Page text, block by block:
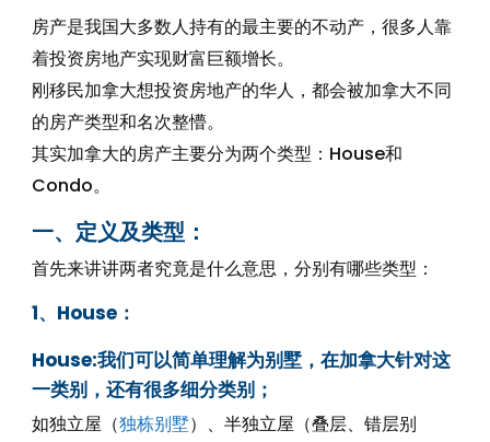
房产是我国大多数人持有的最主要的不动产，很多人靠
着投资房地产实现财富巨额增长。
刚移民加拿大想投资房地产的华人，都会被加拿大不同
的房产类型和名次整懵。
其实加拿大的房产主要分为两个类型：House和
Condo。
一、定义及类型：
首先来讲讲两者究竟是什么意思，分别有哪些类型：
1、House：
House:我们可以简单理解为别墅，在加拿大针对这
一类别，还有很多细分类别；
如独立屋（独栋别墅）、半独立屋（叠层、错层别